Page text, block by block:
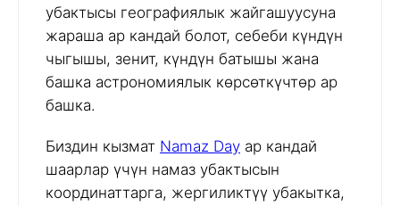
убактысы географиялык жайгашуусуна
жараша ар кандай болот, себеби күндүн
чыгышы, зенит, күндүн батышы жана
башка астрономиялык көрсөткүчтөр ар
башка.
Биздин кызмат Namaz Day ар кандай
шаарлар үчүн намаз убактысын
координаттарга, жергиликтүү убакытка,